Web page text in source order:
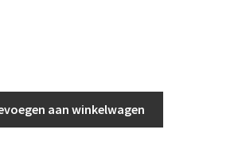
aan winkelwagen